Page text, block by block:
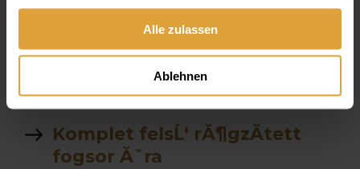
gesammelt haben.
Alle zulassen
Ablehnen
fogselyem
GyĂ¶kĂ©rkezelĂ©s Ăˇra
Komplet felsĹ‘ rĂ¶gzĂ­tett
fogsor Ăˇra